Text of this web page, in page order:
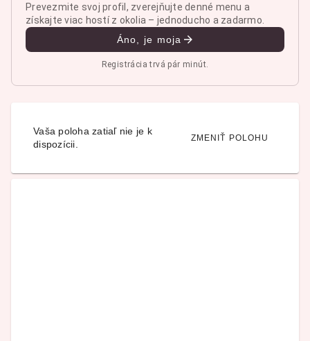
Prevezmite svoj profil, zverejňujte denné menu a
získajte viac hostí z okolia – jednoducho a zadarmo.
Áno, je moja
Registrácia trvá pár minút.
Vaša poloha zatiaľ nie je k
dispozícii.
ZMENIŤ POLOHU